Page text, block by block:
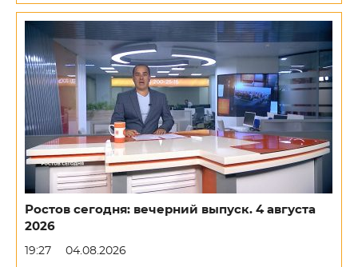
Ростов сегодня: вечерний выпуск. 4 августа
2026
19:27 04.08.2026